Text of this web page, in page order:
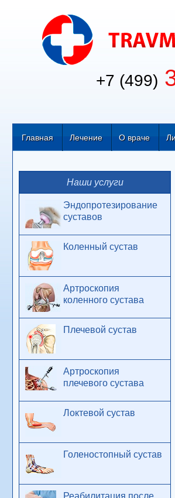
+7 (499)
Главная Лечение О враче
Наши услуги
Эндопротезирование
суставов
Коленный сустав
Артроскопия
коленного сустава
Плечевой сустав
Артроскопия
плечевого сустава
Локтевой сустав
Голеностопный сустав
Реабилитация после